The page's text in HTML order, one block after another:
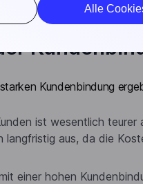
Alle
Kundenbindung
ist wesentlich
langfristig aus, da die
einer hohen